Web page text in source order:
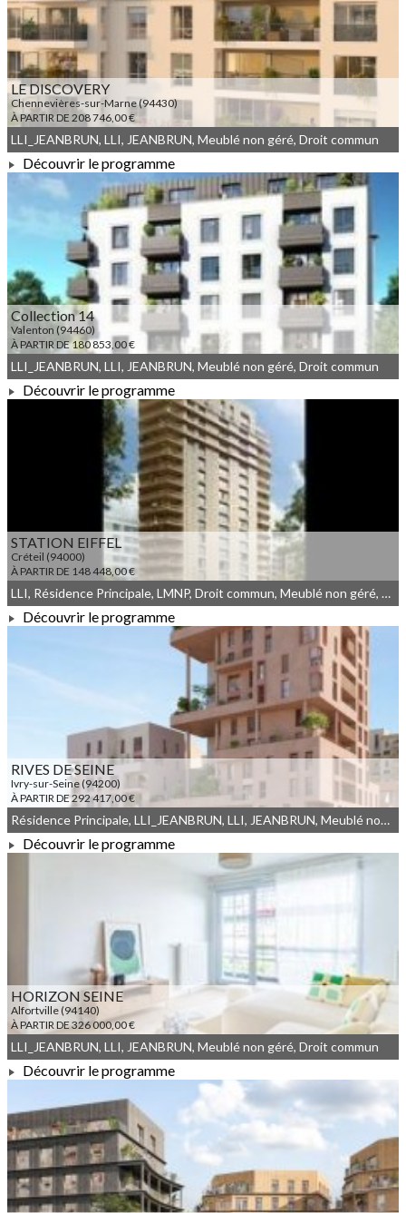
LE DISCOVERY
Chennevières-sur-Marne (94430)
À PARTIR DE 208 746,00 €
À PARTIR DE 208 746,00 €
LLI_JEANBRUN, LLI, JEANBRUN, Meublé non géré, Droit commun
Découvrir le programme
Collection 14
Valenton (94460)
À PARTIR DE 180 853,00 €
À PARTIR DE 180 853,00 €
LLI_JEANBRUN, LLI, JEANBRUN, Meublé non géré, Droit commun
Découvrir le programme
STATION EIFFEL
Créteil (94000)
À PARTIR DE 148 448,00 €
À PARTIR DE 148 448,00 €
LLI, Résidence Principale, LMNP, Droit commun, Meublé non géré, JEANBRUN, LLI_JEANBRUN
Découvrir le programme
RIVES DE SEINE
Ivry-sur-Seine (94200)
À PARTIR DE 292 417,00 €
À PARTIR DE 292 417,00 €
Résidence Principale, LLI_JEANBRUN, LLI, JEANBRUN, Meublé non géré, Droit commun
Découvrir le programme
HORIZON SEINE
Alfortville (94140)
À PARTIR DE 326 000,00 €
À PARTIR DE 326 000,00 €
LLI_JEANBRUN, LLI, JEANBRUN, Meublé non géré, Droit commun
Découvrir le programme